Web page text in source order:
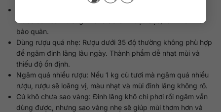
Nước còn bám trong khe rễ dễ làm rượu đục, tanh và khó
bảo quản.
Dùng rượu quá nhẹ: Rượu dưới 35 độ thường không phù hợp
để ngâm đinh lăng lâu ngày. Thành phẩm dễ nhạt mùi và
thiếu độ ổn định.
Ngâm quá nhiều rượu: Nếu 1 kg củ tươi mà ngâm quá nhiều
rượu, rượu sẽ loãng vị, màu nhạt và mùi đinh lăng không rõ.
Củ khô chưa sao vàng: Đinh lăng khô chỉ phơi rồi ngâm vẫn
dùng được, nhưng sao vàng nhẹ sẽ giúp mùi thơm hơn và